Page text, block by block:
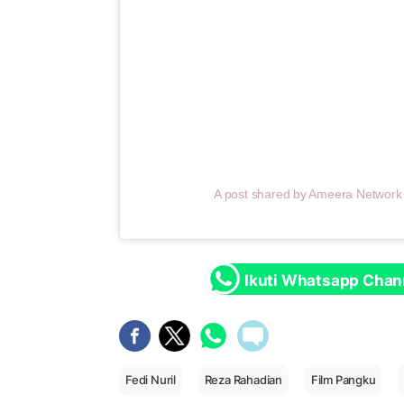
A post shared by Ameera
Ikuti Whatsapp
Fedi Nuril Reza Rahadian Film Pangku